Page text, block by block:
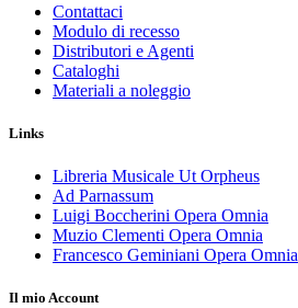
Contattaci
Modulo di recesso
Distributori e Agenti
Cataloghi
Materiali a noleggio
Links
Libreria Musicale Ut Orpheus
Ad Parnassum
Luigi Boccherini Opera Omnia
Muzio Clementi Opera Omnia
Francesco Geminiani Opera Omnia
Il mio Account